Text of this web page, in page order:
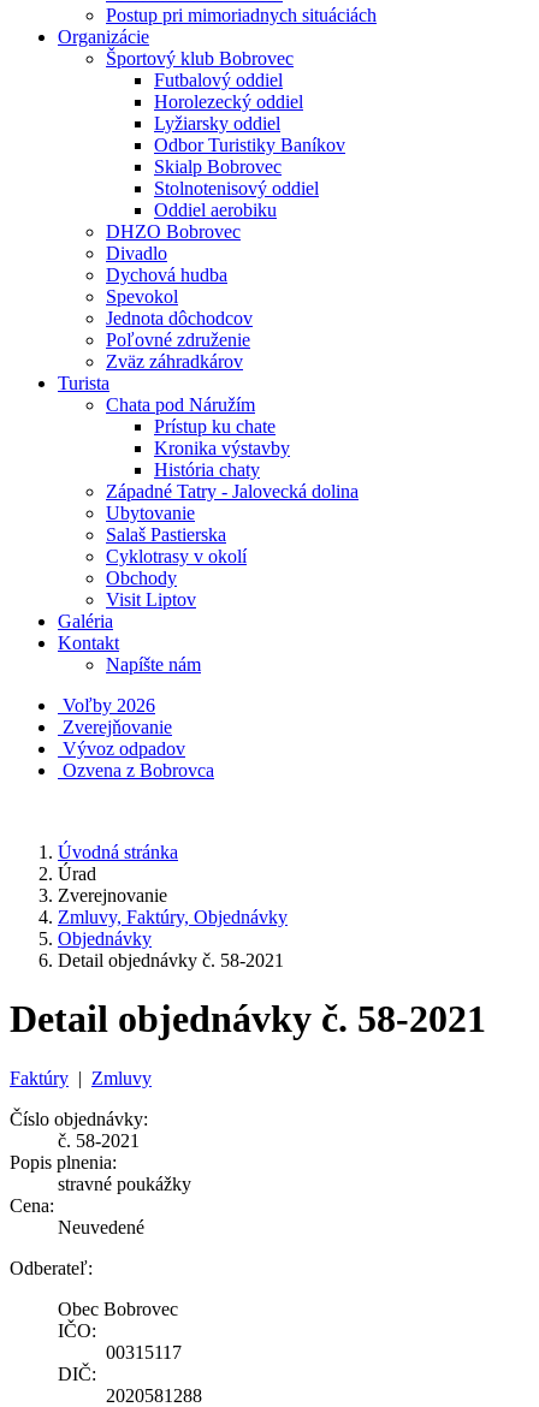
Postup pri mimoriadnych situáciách
Organizácie
Športový klub Bobrovec
Futbalový oddiel
Horolezecký oddiel
Lyžiarsky oddiel
Odbor Turistiky Baníkov
Skialp Bobrovec
Stolnotenisový oddiel
Oddiel aerobiku
DHZO Bobrovec
Divadlo
Dychová hudba
Spevokol
Jednota dôchodcov
Poľovné združenie
Zväz záhradkárov
Turista
Chata pod Náružím
Prístup ku chate
Kronika výstavby
História chaty
Západné Tatry - Jalovecká dolina
Ubytovanie
Salaš Pastierska
Cyklotrasy v okolí
Obchody
Visit Liptov
Galéria
Kontakt
Napíšte nám
Voľby 2026
Zverejňovanie
Vývoz odpadov
Ozvena z Bobrovca
Úvodná stránka
Úrad
Zverejnovanie
Zmluvy, Faktúry, Objednávky
Objednávky
Detail objednávky č. 58-2021
Detail objednávky č. 58-2021
Faktúry | Zmluvy
Číslo objednávky:
č. 58-2021
Popis plnenia:
stravné poukážky
Cena:
Neuvedené
Odberateľ:
Obec Bobrovec
IČO:
00315117
DIČ:
2020581288